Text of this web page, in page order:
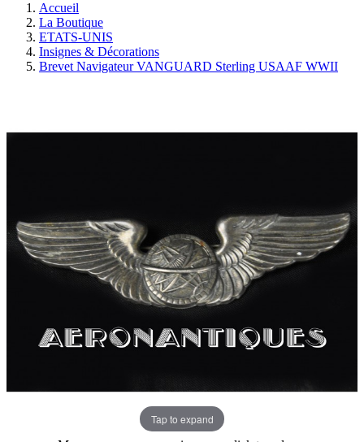
Accueil
La Boutique
ETATS-UNIS
Insignes & Décorations
Brevet Navigateur VANGUARD Sterling USAAF WWII
Tap to expand